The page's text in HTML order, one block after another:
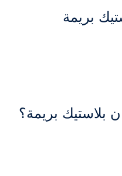
بريمة
بلاستيك بريمة؟